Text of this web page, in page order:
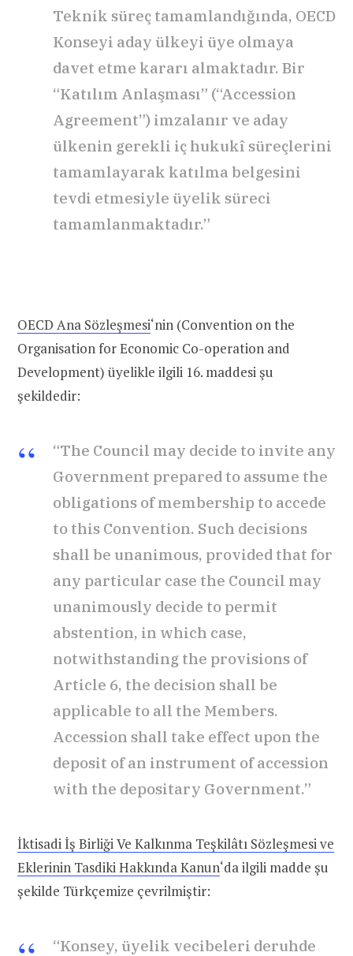
Teknik süreç tamamlandığında, OECD
Konseyi aday ülkeyi üye olmaya
davet etme kararı almaktadır. Bir
“Katılım Anlaşması” (“Accession
Agreement”) imzalanır ve aday
ülkenin gerekli iç hukukî süreçlerini
tamamlayarak katılma belgesini
tevdi etmesiyle üyelik süreci
tamamlanmaktadır.”
OECD Ana Sözleşmesi‘nin (Convention on the
Organisation for Economic Co-operation and
Development) üyelikle ilgili 16. maddesi şu
şekildedir:
“The Council may decide to invite any
Government prepared to assume the
obligations of membership to accede
to this Convention. Such decisions
shall be unanimous, provided that for
any particular case the Council may
unanimously decide to permit
abstention, in which case,
notwithstanding the provisions of
Article 6, the decision shall be
applicable to all the Members.
Accession shall take effect upon the
deposit of an instrument of accession
with the depositary Government.”
İktisadi İş Birliği Ve Kalkınma Teşkilâtı Sözleşmesi ve
Eklerinin Tasdiki Hakkında Kanun‘da ilgili madde şu
şekilde Türkçemize çevrilmiştir:
“Konsey, üyelik vecibeleri deruhde